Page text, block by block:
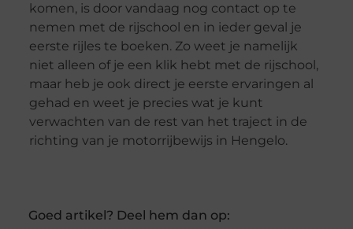
komen, is door vandaag nog contact op te
nemen met de rijschool en in ieder geval je
eerste rijles te boeken. Zo weet je namelijk
niet alleen of je een klik hebt met de rijschool,
maar heb je ook direct je eerste ervaringen al
gehad en weet je precies wat je kunt
verwachten van de rest van het traject in de
richting van je motorrijbewijs in Hengelo.
Goed artikel? Deel hem dan op: